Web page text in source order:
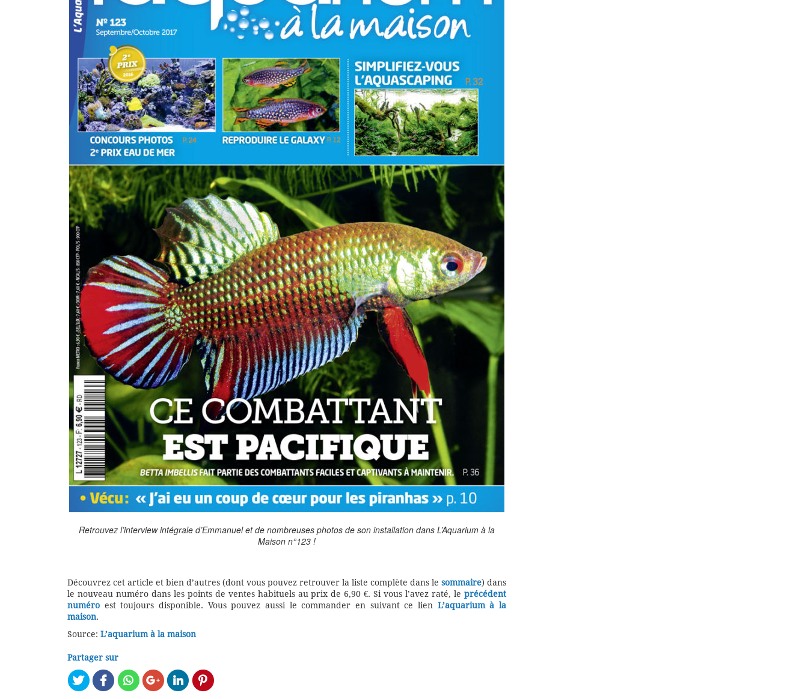
Retrouvez l’interview intégrale d’Emmanuel et de nombreuses photos de son installation dans L’Aquarium à la
Maison n°123 !
Découvrez cet article et bien d’autres (dont vous pouvez retrouver la liste complète dans le sommaire) dans
le nouveau numéro dans les points de ventes habituels au prix de 6,90 €. Si vous l’avez raté, le précédent
numéro est toujours disponible. Vous pouvez aussi le commander en suivant ce lien L’aquarium à la
maison.
Source: L’aquarium à la maison
Partager sur